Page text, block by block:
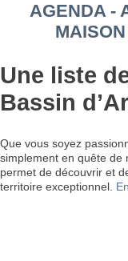
AGENDA -
Une liste
Bassin
Que vous soyez
simplement en quête de
permet de découvrir et
territoire exceptionnel.